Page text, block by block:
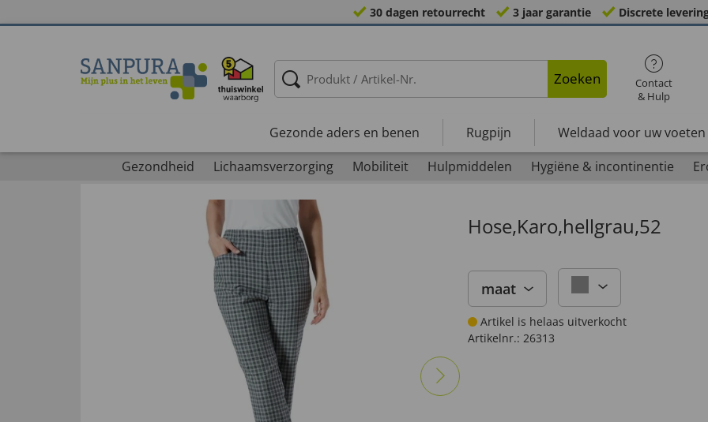
30 dagen retourrecht 3 jaar garantie Discrete
Zoeken
Contact
& Hulp
Gezonde aders en benen Rugpijn Weldaad voor uw voeten
Gezondheid
Lichaamsverzorging Mobiliteit Hulpmiddelen Hygiëne & incontinentie
Hose,Karo,hellgrau,52
maat
Artikel is helaas uitverkocht
Artikelnr.: 26313